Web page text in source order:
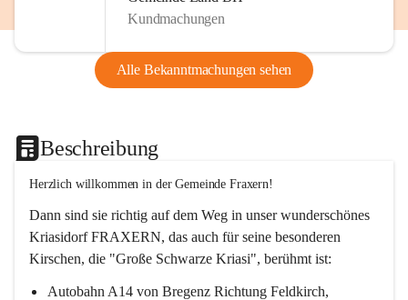
Kundmachungen
Alle Bekanntmachungen sehen
Beschreibung
Herzlich willkommen in der Gemeinde Fraxern!
Dann sind sie richtig auf dem Weg in unser wunderschönes
Kriasidorf FRAXERN, das auch für seine besonderen
Kirschen, die "Große Schwarze Kriasi", berühmt ist:
Autobahn A14 von Bregenz Richtung Feldkirch,